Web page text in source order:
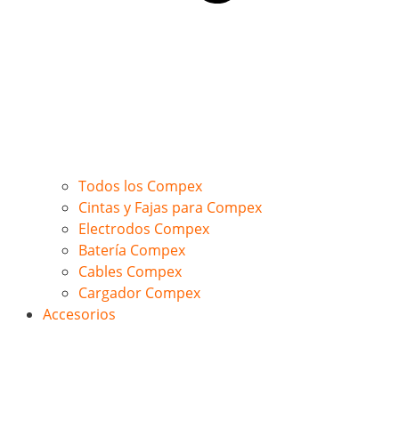
Todos los Compex
Cintas y Fajas para Compex
Electrodos Compex
Batería Compex
Cables Compex
Cargador Compex
Accesorios